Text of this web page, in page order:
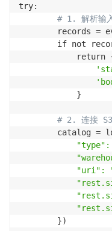
try:
# 1. 解析输
records =
if not
return
            }
# 2. 连接
catalog =
"uri":
        })